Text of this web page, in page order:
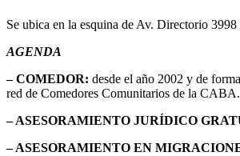
Se ubica en la esquina de Av. Directorio
AGENDA
– COMEDOR: desde el año 2002 y de
red de Comedores Comunitarios de la CABA.
– ASESORAMIENTO JURÍDICO
– ASESORAMIENTO EN